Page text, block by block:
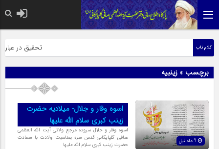
کلام ناب تحقیق در
برچسب » زینبیه
اسوه وقار و جلال- میلادیه حضرت
زینب کبری سلام الله علیها
اسوه وقار و جلال سروده مرجع ولائی آیت الله العظمی
صافی گلپایگانی قدس سره بمناسبت ولادت با سعادت
حضرت زینب کبری سلام الله علیها